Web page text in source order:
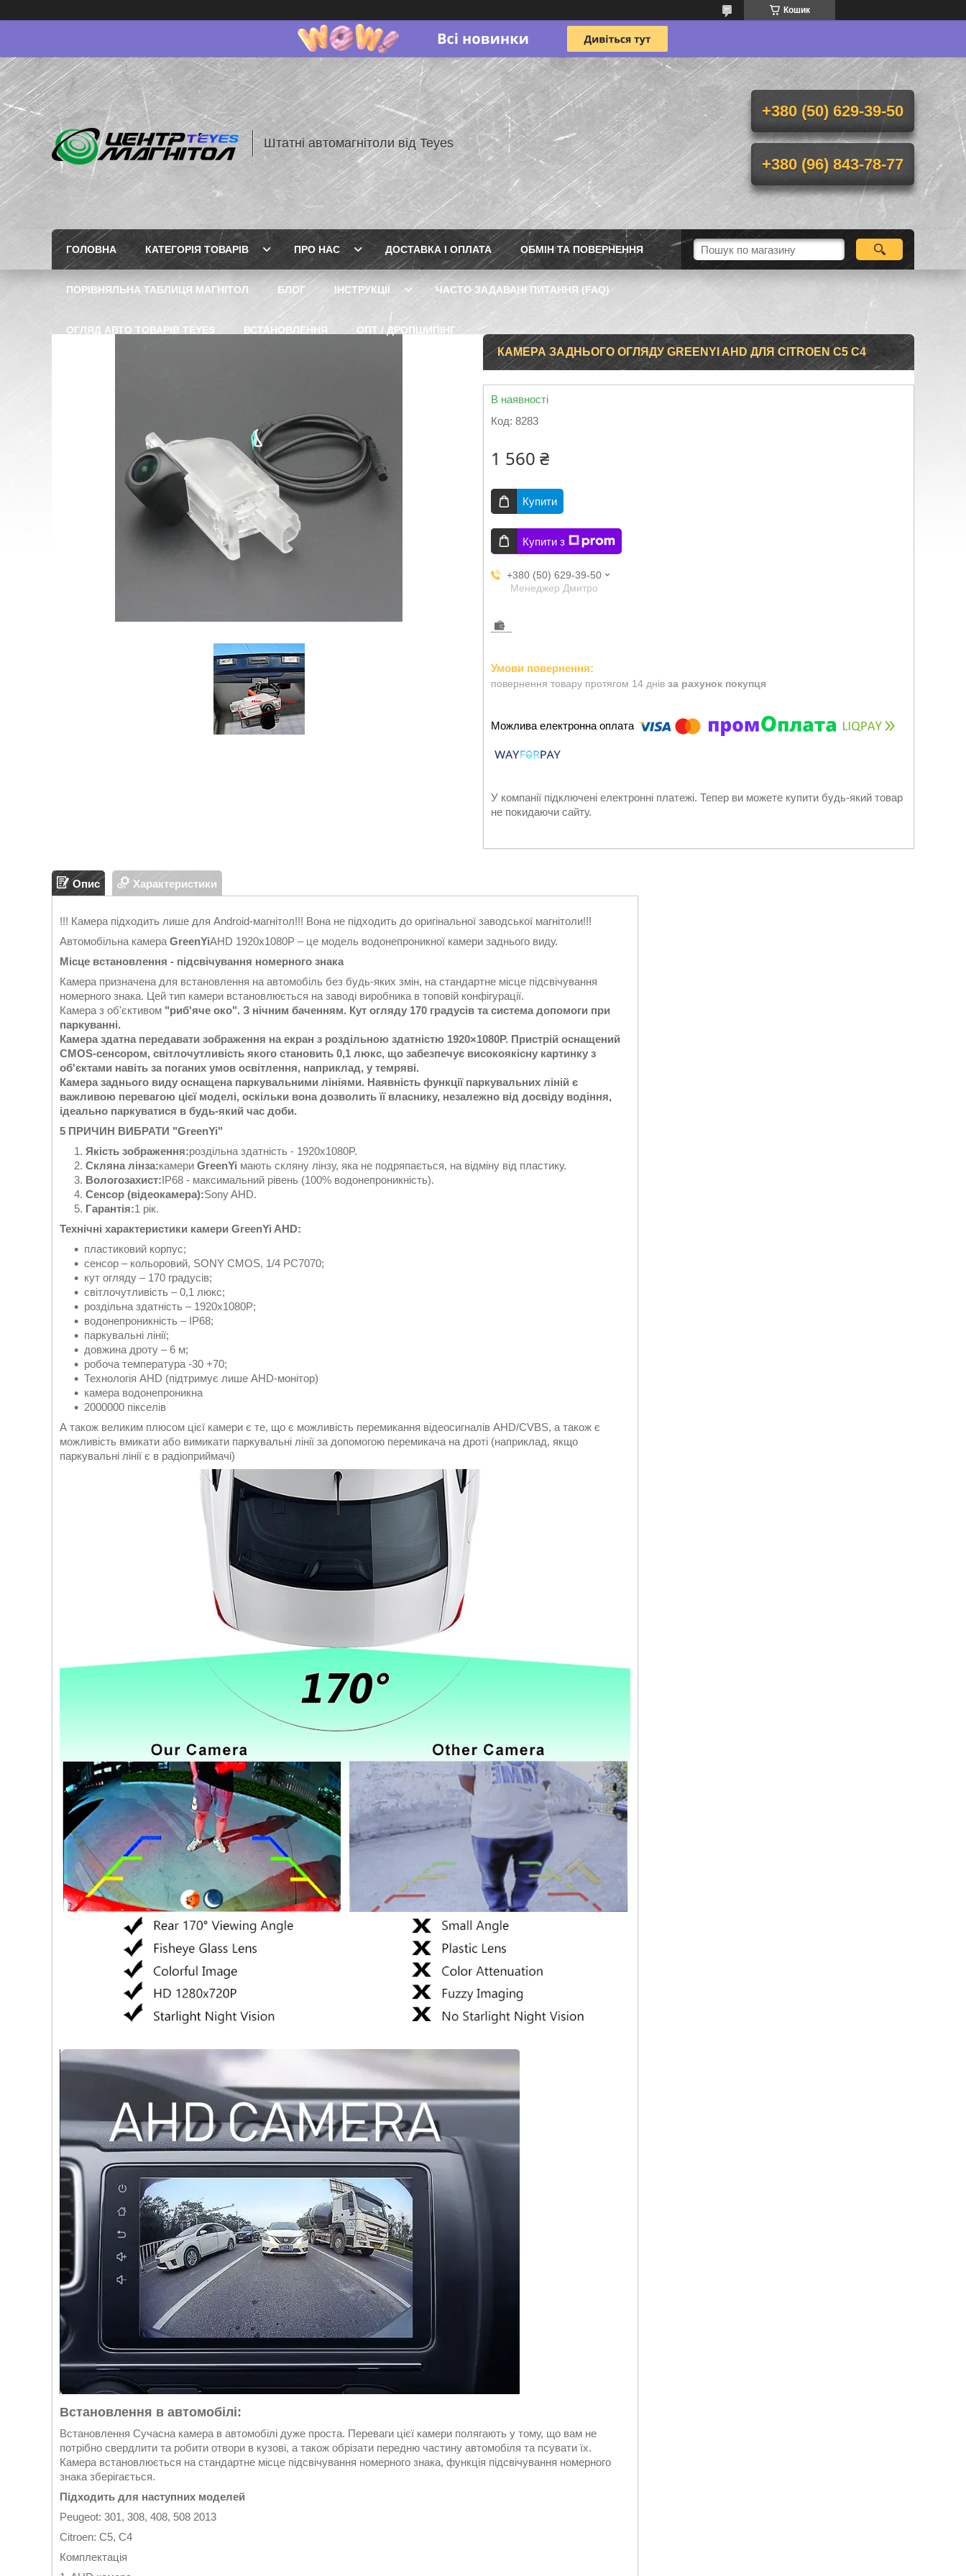
Кошик
Штатні автомагнітоли від Teyes
+380 (50) 629-39-50
+380 (96) 843-78-77
ГОЛОВНА КАТЕГОРІЯ ТОВАРІВ ПРО НАС ДОСТАВКА І ОПЛАТА ОБМІН ТА ПОВЕРНЕННЯ
ПОРІВНЯЛЬНА ТАБЛИЦЯ МАГНІТОЛ БЛОГ ІНСТРУКЦІЇ ЧАСТО ЗАДАВАНІ ПИТАННЯ (FAQ)
ОГЛЯД АВТО ТОВАРІВ TEYES ВСТАНОВЛЕННЯ ОПТ / ДРОПШИПІНГ
КАМЕРА ЗАДНЬОГО ОГЛЯДУ GREENYI AHD ДЛЯ CITROEN C5 C4
В наявності
Код: 8283
1 560 ₴
Купити
Купити з
+380 (50) 629-39-50
Менеджер Дмитро
повернення товару протягом 14 днів за рахунок покупця
У компанії підключені електронні платежі. Тепер ви можете купити будь-який товар
не покидаючи сайту.
Опис Характеристики
!!! Камера підходить лише для Android-магнітол!!! Вона не підходить до оригінальної заводської магнітоли!!!
Автомобільна камера GreenYiAHD 1920x1080P – це модель водонепроникної камери заднього виду.
Місце встановлення - підсвічування номерного знака
Камера призначена для встановлення на автомобіль без будь-яких змін, на стандартне місце підсвічування
номерного знака. Цей тип камери встановлюється на заводі виробника в топовій конфігурації.
Камера з об'єктивом "риб'яче око". З нічним баченням. Кут огляду 170 градусів та система допомоги при
паркуванні.
Камера здатна передавати зображення на екран з роздільною здатністю 1920×1080P. Пристрій оснащений
CMOS-сенсором, світлочутливість якого становить 0,1 люкс, що забезпечує високоякісну картинку з
об'єктами навіть за поганих умов освітлення, наприклад, у темряві.
Камера заднього виду оснащена паркувальними лініями. Наявність функції паркувальних ліній є
важливою перевагою цієї моделі, оскільки вона дозволить її власнику, незалежно від досвіду водіння,
ідеально паркуватися в будь-який час доби.
5 ПРИЧИН ВИБРАТИ "GreenYi"
Якість зображення:роздільна здатність - 1920x1080P.
Скляна лінза:камери GreenYi мають скляну лінзу, яка не подряпається, на відміну від пластику.
Вологозахист:IP68 - максимальний рівень (100% водонепроникність).
Сенсор (відеокамера):Sony AHD.
Гарантія:1 рік.
Технічні характеристики камери GreenYi AHD:
пластиковий корпус;
сенсор – кольоровий, SONY CMOS, 1/4 PC7070;
кут огляду – 170 градусів;
світлочутливість – 0,1 люкс;
роздільна здатність – 1920x1080P;
водонепроникність – IP68;
паркувальні лінії;
довжина дроту – 6 м;
робоча температура -30 +70;
Технологія AHD (підтримує лише AHD-монітор)
камера водонепроникна
2000000 пікселів
А також великим плюсом цієї камери є те, що є можливість перемикання відеосигналів AHD/CVBS, а також є
можливість вмикати або вимикати паркувальні лінії за допомогою перемикача на дроті (наприклад, якщо
паркувальні лінії є в радіоприймачі)
Встановлення в автомобілі:
Встановлення Сучасна камера в автомобілі дуже проста. Переваги цієї камери полягають у тому, що вам не
потрібно свердлити та робити отвори в кузові, а також обрізати передню частину автомобіля та псувати їх.
Камера встановлюється на стандартне місце підсвічування номерного знака, функція підсвічування номерного
знака зберігається.
Підходить для наступних моделей
Peugeot: 301, 308, 408, 508 2013
Citroen: C5, C4
Комплектація